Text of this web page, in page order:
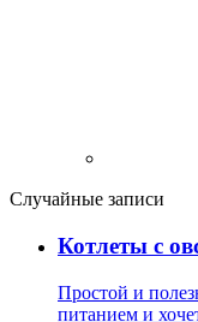
Случайные записи
Котлеты с
Простой и
питанием и